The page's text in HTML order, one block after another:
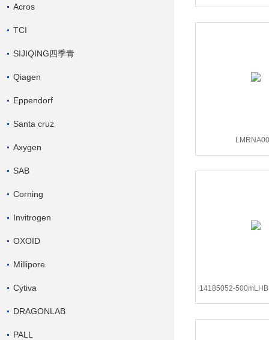
Acros
TCI
SIJIQING四季青
Qiagen
Eppendorf
Santa cruz
Axygen
SAB
Corning
Invitrogen
OXOID
Millipore
Cytiva
DRAGONLAB
PALL
GlutaMAX™ 添加
14185052-
含钙、镁、